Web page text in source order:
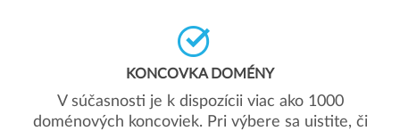
KONCOVKA DOMÉNY
V súčasnosti je k dispozícii viac ako 1000
doménových koncoviek. Pri výbere sa uistite, či